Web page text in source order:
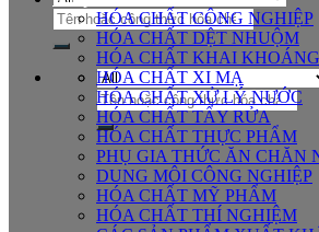
Tìm
kiếm:
Tìm
kiếm:
HÓA CHẤT CÔNG NGHIỆP
HÓA CHẤT DỆT NHUỘM
HÓA CHẤT KHAI KHOÁNG
HÓA CHẤT XI MẠ
HÓA CHẤT XỬ LÝ NƯỚC
HÓA CHẤT TẨY RỬA
HÓA CHẤT THỰC PHẨM
PHỤ GIA THỨC ĂN CHĂN
DUNG MÔI CÔNG NGHIỆP
HÓA CHẤT MỸ PHẨM
HÓA CHẤT THÍ NGHIỆM